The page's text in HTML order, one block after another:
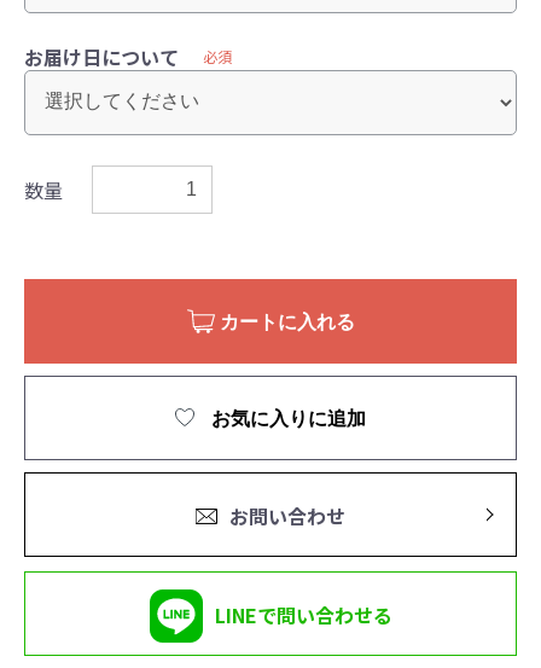
お届け日について 必須
数量
カートに入れる
お気に入りに追加
お問い合わせ
LINEで問い合わせる